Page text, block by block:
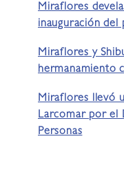
Miraflores
inauguración del
Miraflores y
hermanamiento
Miraflores llevó
Larcomar por el
Personas